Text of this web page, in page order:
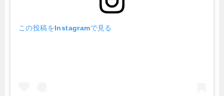
この投稿をInstagramで見る